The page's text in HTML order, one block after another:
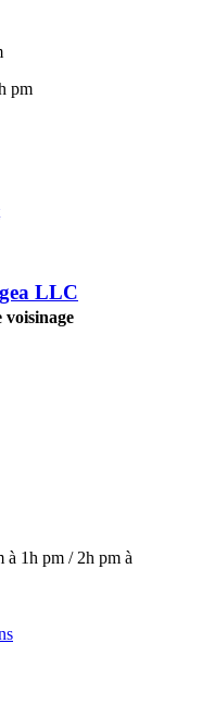
pm
LLC
voisinage
à 1h pm / 2h pm à